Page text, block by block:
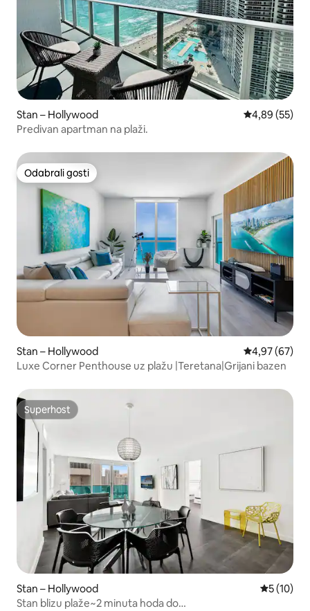
Stan – Hollywood Prosječna
4,89 (55)
Predivan apartman na plaži.
Odabrali gosti
Odabrali gosti
Stan – Hollywood Prosječna
4,97 (67)
Luxe Corner Penthouse uz plažu |Teretana|Grijani bazen
Superhost
Superhost
Stan – Hollywood Prosječna
5 (10)
Stan blizu plaže~2 minuta hoda do